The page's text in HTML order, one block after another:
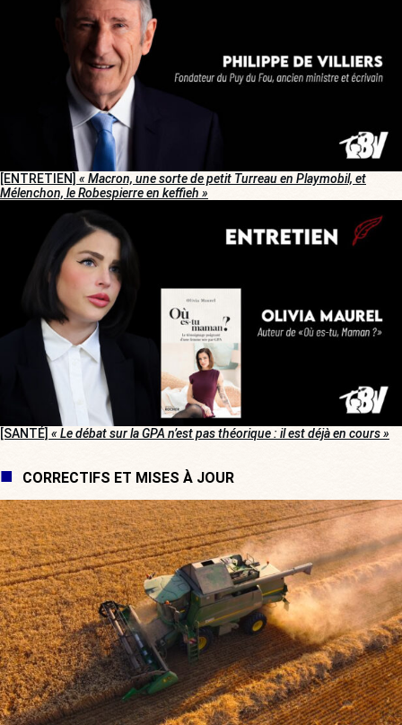
[ENTRETIEN] « Macron, une sorte de petit Turreau en Playmobil, et
Mélenchon, le Robespierre en keffieh »
[SANTÉ] « Le débat sur la GPA n’est pas théorique : il est déjà en cours »
CORRECTIFS ET MISES À JOUR